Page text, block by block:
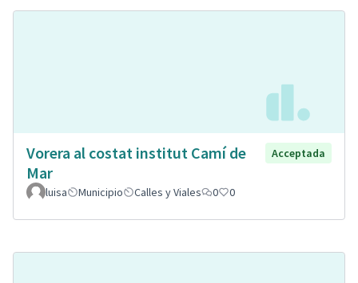
Vorera al costat institut Camí de
Mar
Acceptada
luisa Municipio Calles y Viales 0 0